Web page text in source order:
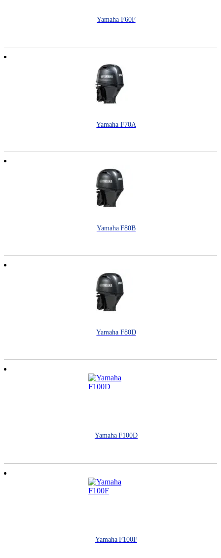
Yamaha F60F
Yamaha F70A
Yamaha F80B
Yamaha F80D
Yamaha F100D
Yamaha F100F